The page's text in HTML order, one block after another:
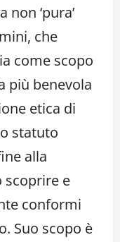
‘pura’
che
come scopo
più benevola
etica di
statuto
alla
scoprire e
conformi
Suo scopo è